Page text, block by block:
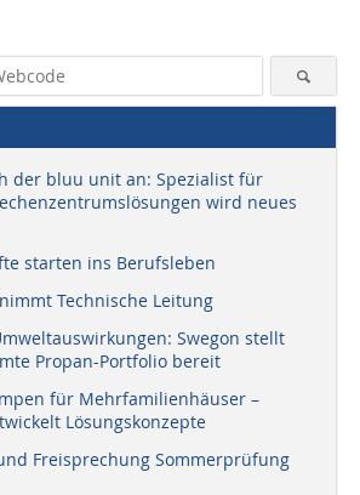
der bluu unit an: Spezialist für
wird neues
starten ins Berufsleben
Technische Leitung
Swegon stellt
Propan-Portfolio bereit
für Mehrfamilienhäuser –
Lösungskonzepte
Freisprechung Sommerprüfung